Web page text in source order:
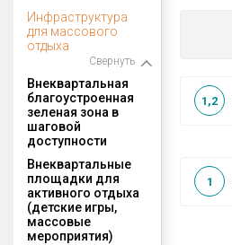
Инфраструктура
для массового
отдыха
Свернуть
Внеквартальная
благоустроенная
зеленая зона в
шаговой
доступности
1,2
Внеквартальные
площадки для
активного отдыха
(детские игры,
массовые
мероприятия)
1